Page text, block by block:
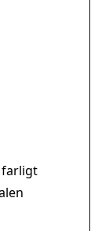
farligt